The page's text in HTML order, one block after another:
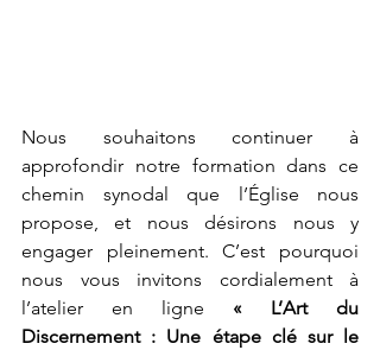
Nous souhaitons continuer à
approfondir notre formation dans ce
chemin synodal que l’Église nous
propose, et nous désirons nous y
engager pleinement. C’est pourquoi
nous vous invitons cordialement à
l’atelier en ligne « L’Art du
Discernement : Une étape clé sur le